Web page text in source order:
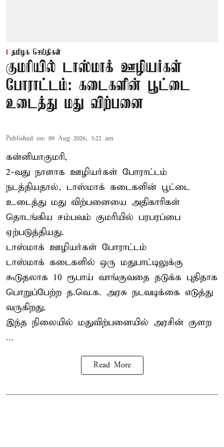
தமிழக செய்திகள்
குமரியில் டாஸ்மாக் ஊழியர்கள்
போராட்டம்: கடைகளின் பூட்டை
உடைத்து மது விற்பனை
Published on: 09 Aug 2026, 3:22 am
கன்னியாகுமரி,
2-வது நாளாக ஊழியர்கள் போராட்டம்
நடத்தியதால், டாஸ்மாக் கடைகளின் பூட்டை
உடைத்து மது விற்பனையை அதிகாரிகள்
தொடங்கிய சம்பவம் குமரியில் பரபரப்பை
ஏற்படுத்தியது.
டாஸ்மாக் ஊழியர்கள் போராட்டம்
டாஸ்மாக் கடைகளில் ஒரு மதுபாட்டிலுக்கு
கூடுதலாக 10 ரூபாய் வாங்குவதை தடுக்க புதிதாக
பொறுப்பேற்ற த.வெ.க. அரசு நடவடிக்கை எடுத்து
வருகிறது.
இந்த நிலையில் மதுவிற்பனையில் அரசின் குளற
...
Read More